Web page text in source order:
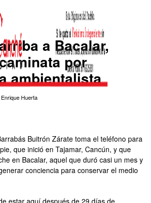
a Bacalar,
por
ambientalista
Enrique Huerta
Buitrón Zárate toma el teléfono para
que inició en Tajamar, Cancún, y que
en Bacalar, aquel que duró casi un mes y
conciencia para conservar el medio
estar aquí después de 29 días de